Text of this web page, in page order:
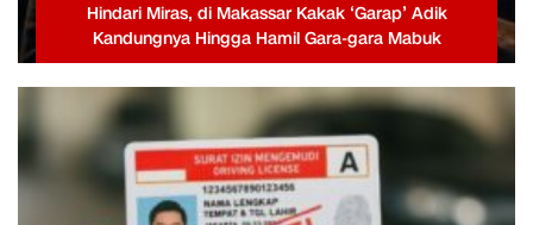
Hindari Miras, di Makassar Kakak ‘Garap’ Adik
Kandungnya Hingga Hamil Gara-gara Mabuk